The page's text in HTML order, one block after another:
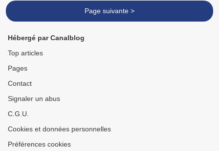
Page suivante >
Hébergé par Canalblog
Top articles
Pages
Contact
Signaler un abus
C.G.U.
Cookies et données personnelles
Préférences cookies